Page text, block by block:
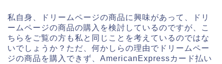
私自身、ドリームページの商品に興味があって、ドリ
ームページの商品の購入を検討しているのですが、こ
ちらをご覧の方も私と同じことを考えているのではな
いでしょうか？ただ、何かしらの理由でドリームペー
ジの商品を購入できず、AmericanExpressカード払い